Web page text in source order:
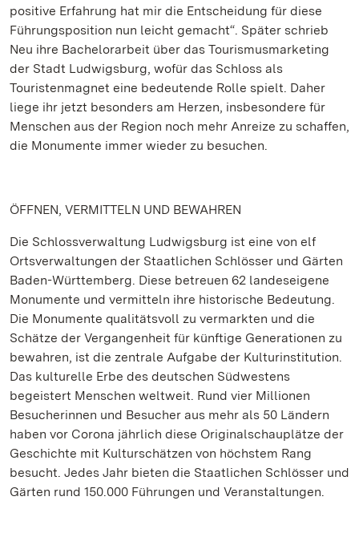
positive Erfahrung hat mir die Entscheidung für diese
Führungsposition nun leicht gemacht“. Später schrieb
Neu ihre Bachelorarbeit über das Tourismusmarketing
der Stadt Ludwigsburg, wofür das Schloss als
Touristenmagnet eine bedeutende Rolle spielt. Daher
liege ihr jetzt besonders am Herzen, insbesondere für
Menschen aus der Region noch mehr Anreize zu schaffen,
die Monumente immer wieder zu besuchen.
ÖFFNEN, VERMITTELN UND BEWAHREN
Die Schlossverwaltung Ludwigsburg ist eine von elf
Ortsverwaltungen der Staatlichen Schlösser und Gärten
Baden-Württemberg. Diese betreuen 62 landeseigene
Monumente und vermitteln ihre historische Bedeutung.
Die Monumente qualitätsvoll zu vermarkten und die
Schätze der Vergangenheit für künftige Generationen zu
bewahren, ist die zentrale Aufgabe der Kulturinstitution.
Das kulturelle Erbe des deutschen Südwestens
begeistert Menschen weltweit. Rund vier Millionen
Besucherinnen und Besucher aus mehr als 50 Ländern
haben vor Corona jährlich diese Originalschauplätze der
Geschichte mit Kulturschätzen von höchstem Rang
besucht. Jedes Jahr bieten die Staatlichen Schlösser und
Gärten rund 150.000 Führungen und Veranstaltungen.